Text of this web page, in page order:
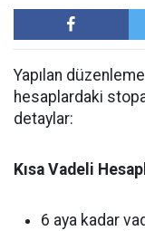
Yapılan
hesaplardaki
detaylar:
Kısa Vadeli
6 aya kadar